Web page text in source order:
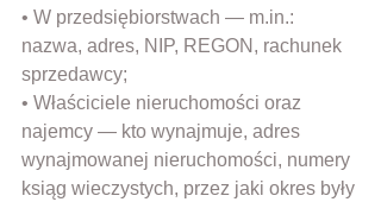
• W przedsiębiorstwach — m.in.:
nazwa, adres, NIP, REGON, rachunek
sprzedawcy;
• Właściciele nieruchomości oraz
najemcy — kto wynajmuje, adres
wynajmowanej nieruchomości, numery
ksiąg wieczystych, przez jaki okres były